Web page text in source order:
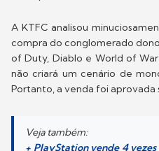
A KTFC analisou
compra do conglomerado
of Duty, Diablo e World of
não criará um cenário de
Portanto, a venda foi
Veja também:
+ PlayStation vende 4